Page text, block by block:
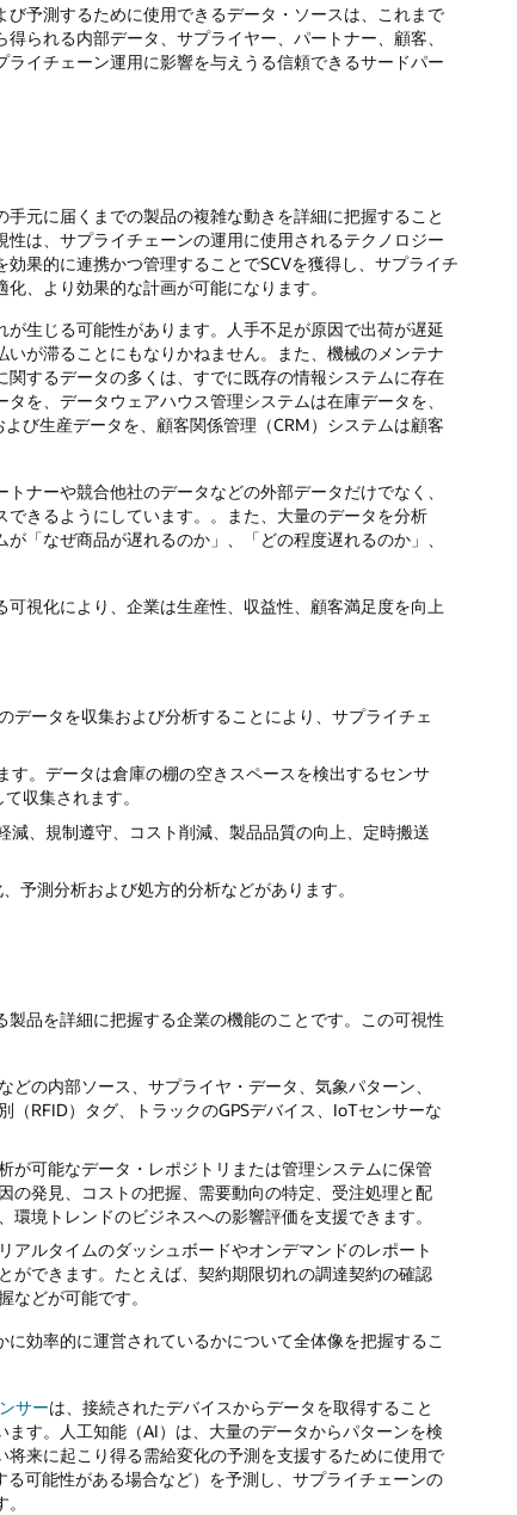
予測するために使用できるデータ・ソースは、これまで
られる内部データ、サプライヤー、パートナー、顧客、
イチェーン運用に影響を与えうる信頼できるサードパー
元に届くまでの製品の複雑な動きを詳細に把握すること
は、サプライチェーンの運用に使用されるテクノロジー
果的に連携かつ管理することでSCVを獲得し、サプライチ
、より効果的な計画が可能になります。
生じる可能性があります。人手不足が原因で出荷が遅延
が滞ることにもなりかねません。また、機械のメンテナ
するデータの多くは、すでに既存の情報システムに存在
を、データウェアハウス管理システムは在庫データを、
び生産データを、顧客関係管理（CRM）システムは顧客
ナーや競合他社のデータなどの外部データだけでなく、
きるようにしています。。また、大量のデータを分析
「なぜ商品が遅れるのか」、「どの程度遅れるのか」、
視化により、企業は生産性、収益性、顧客満足度を向上
ータを収集および分析することにより、サプライチェ
。データは倉庫の棚の空きスペースを検出するセンサ
収集されます。
、規制遵守、コスト削減、製品品質の向上、定時搬送
予測分析および処方的分析などがあります。
品を詳細に把握する企業の機能のことです。この可視性
どの内部ソース、サプライヤ・データ、気象パターン、
RFID）タグ、トラックのGPSデバイス、IoTセンサーな
が可能なデータ・レポジトリまたは管理システムに保管
の発見、コストの把握、需要動向の特定、受注処理と配
境トレンドのビジネスへの影響評価を支援できます。
アルタイムのダッシュボードやオンデマンドのレポート
ができます。たとえば、契約期限切れの調達契約の確認
どが可能です。
効率的に運営されているかについて全体像を把握するこ
サーは、接続されたデバイスからデータを取得すること
す。人工知能（AI）は、大量のデータからパターンを検
来に起こり得る需給変化の予測を支援するために使用で
可能性がある場合など）を予測し、サプライチェーンの